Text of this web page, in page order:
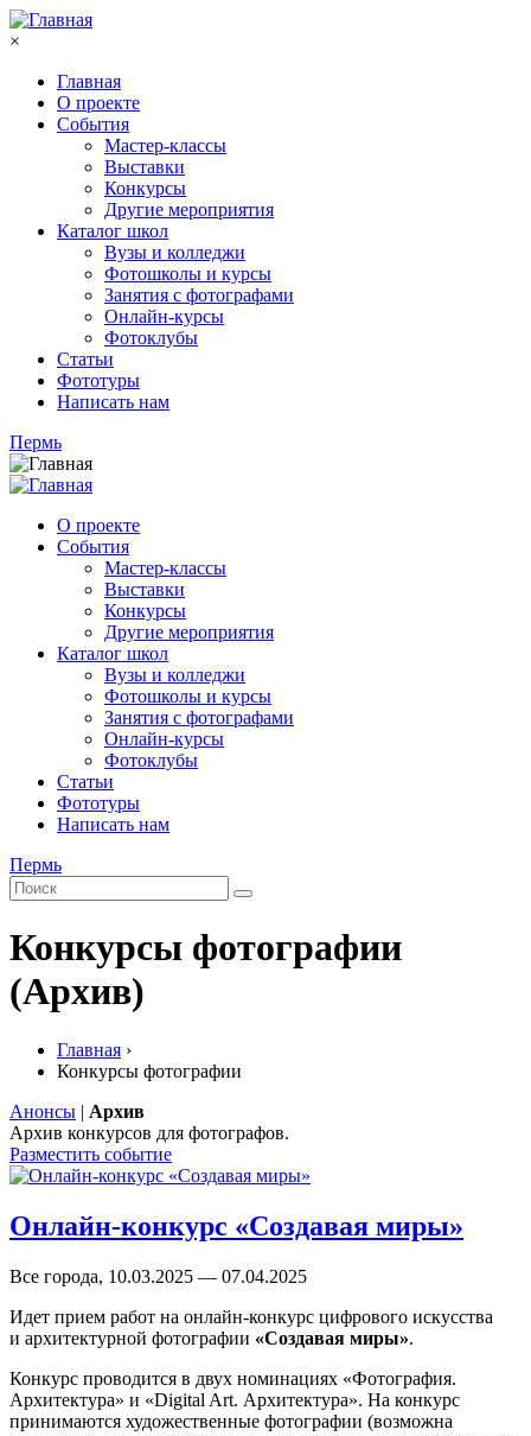
Перейти к основному содержанию
×
Главная
О проекте
События
Мастер-классы
Выставки
Конкурсы
Другие мероприятия
Каталог школ
Вузы и колледжи
Фотошколы и курсы
Занятия с фотографами
Онлайн-курсы
Фотоклубы
Статьи
Фототуры
Написать нам
Пермь
О проекте
События
Мастер-классы
Выставки
Конкурсы
Другие мероприятия
Каталог школ
Вузы и колледжи
Фотошколы и курсы
Занятия с фотографами
Онлайн-курсы
Фотоклубы
Статьи
Фототуры
Написать нам
Пермь
Конкурсы фотографии
(Архив)
Главная ›
Конкурсы фотографии
Анонсы | Архив
Архив конкурсов для фотографов.
Разместить событие
Онлайн-конкурс «Создавая миры»
Все города, 10.03.2025 — 07.04.2025
Идет прием работ на онлайн-конкурс цифрового искусства
и архитектурной фотографии «Создавая миры».
Конкурс проводится в двух номинациях «Фотография.
Архитектура» и «Digital Art. Архитектура». На конкурс
принимаются художественные фотографии (возможна